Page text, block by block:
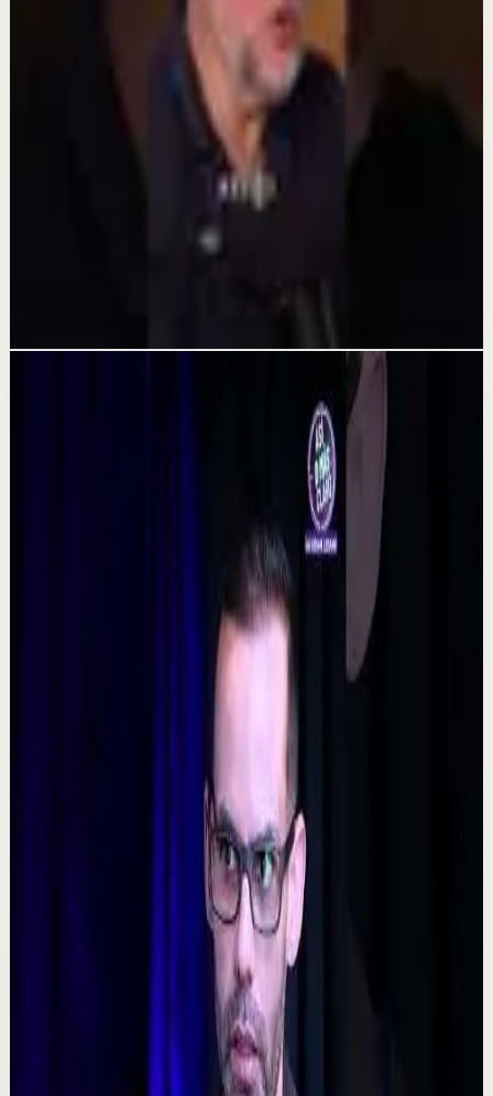
Lo que tus expectativas te roban cada día
#verdad #autoconocimiento
¿Por qué sabes que tienes que cambiar pero
La consecuencia de una falta de desconexión.
#tevasamorir #huracandreyfus #diegodreyfus
Video estándar
𝐓𝐨𝐦𝐚 𝐥𝐚𝐬 𝐝𝐞𝐜𝐢𝐬𝐢𝐨𝐧𝐞𝐬 𝐝𝐢𝐟í𝐜𝐢𝐥𝐞𝐬 - Poderoso Discurso
Chispa Motivation Español•7 ago
Subscríbete para más motivación. Nuevos videos
semanales. @chispamotivationespanol Las decisiones
difíciles son las que forjan el carácter. En es...